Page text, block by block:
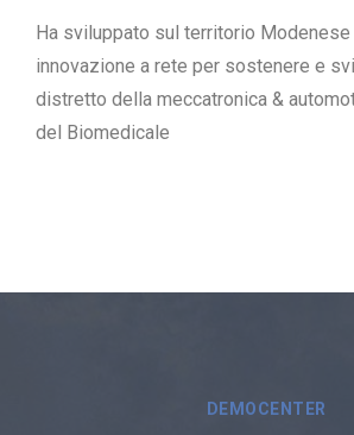
Ha sviluppato sul territorio
innovazione a rete per sostenere e
distretto della meccatronica &
del Biomedicale
DEMOCENTER